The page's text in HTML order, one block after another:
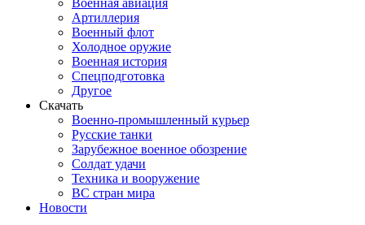
Военная авиация
Артиллерия
Военный флот
Холодное оружие
Военная история
Спецподготовка
Другое
Скачать
Военно-промышленный курьер
Русские танки
Зарубежное военное обозрение
Солдат удачи
Техника и вооружение
ВС стран мира
Новости